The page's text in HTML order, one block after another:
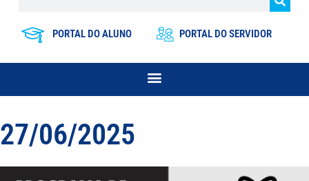
PORTAL DO ALUNO PORTAL DO SERVIDOR
27/06/2025